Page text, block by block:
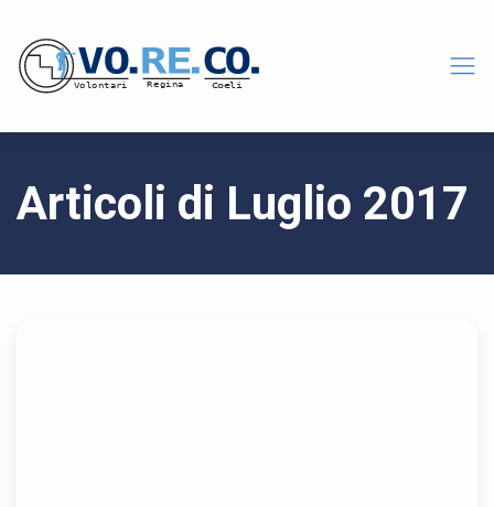
Articoli di Luglio 2017